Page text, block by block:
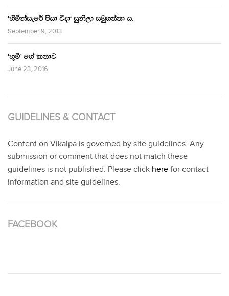
‘හිමින්සැරේ පියා විදා‘ සුනිලා සමුගත්තා ය.
September 9, 2013
‘භූමි’ ගේ කතාව
June 23, 2016
GUIDELINES & CONTACT
Content on Vikalpa is governed by site guidelines. Any
submission or comment that does not match these
guidelines is not published. Please click here for contact
information and site guidelines.
FACEBOOK